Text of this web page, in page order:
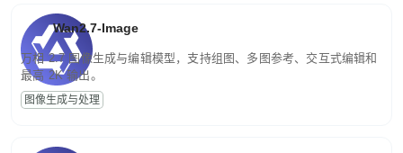
Wan2.7-Image
万相 2.7 图像生成与编辑模型，支持组图、多图参考、交互式编辑和
最高 2K 输出。
图像生成与处理